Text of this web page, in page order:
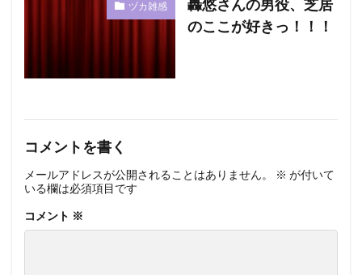
ヅカ雑感
轟悠さんの男役、芝居
のここが好きっ！！！
コメントを書く
メールアドレスが公開されることはありません。 ※ が付いて
いる欄は必須項目です
コメント ※